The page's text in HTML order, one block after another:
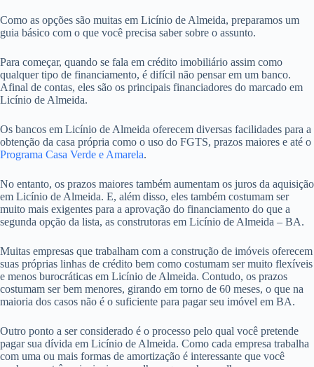
Como as opções são muitas em Licínio de Almeida, preparamos um
guia básico com o que você precisa saber sobre o assunto.
Para começar, quando se fala em crédito imobiliário assim como
qualquer tipo de financiamento, é difícil não pensar em um banco.
Afinal de contas, eles são os principais financiadores do marcado em
Licínio de Almeida.
Os bancos em Licínio de Almeida oferecem diversas facilidades para a
obtenção da casa própria como o uso do FGTS, prazos maiores e até o
Programa Casa Verde e Amarela.
No entanto, os prazos maiores também aumentam os juros da aquisição
em Licínio de Almeida. E, além disso, eles também costumam ser
muito mais exigentes para a aprovação do financiamento do que a
segunda opção da lista, as construtoras em Licínio de Almeida – BA.
Muitas empresas que trabalham com a construção de imóveis oferecem
suas próprias linhas de crédito bem como costumam ser muito flexíveis
e menos burocráticas em Licínio de Almeida. Contudo, os prazos
costumam ser bem menores, girando em torno de 60 meses, o que na
maioria dos casos não é o suficiente para pagar seu imóvel em BA.
Outro ponto a ser considerado é o processo pelo qual você pretende
pagar sua dívida em Licínio de Almeida. Como cada empresa trabalha
com uma ou mais formas de amortização é interessante que você